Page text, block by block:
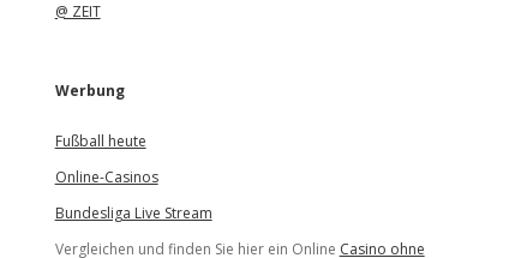
@ ZEIT
Werbung
Fußball heute
Online-Casinos
Bundesliga Live Stream
Vergleichen und finden Sie hier ein Online Casino ohne